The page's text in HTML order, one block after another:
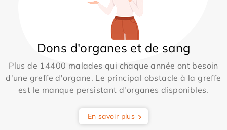
Dons d'organes et de sang
Plus de 14400 malades qui chaque année ont besoin
d'une greffe d'organe. Le principal obstacle à la greffe
est le manque persistant d'organes disponibles.
En savoir plus